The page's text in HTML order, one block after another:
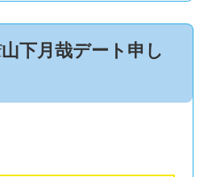
山下月哉デート申し